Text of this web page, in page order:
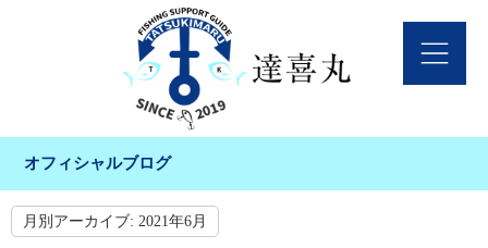
オフィシャルブログ
月別アーカイブ: 2021年6月